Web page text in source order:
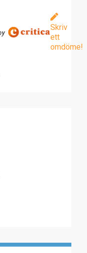
Skriv
ett
omdöme!